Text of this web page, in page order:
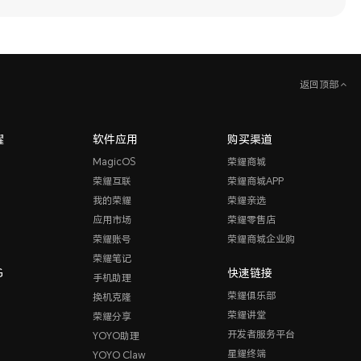
返回顶部
软件应用
MagicOS
荣耀互联
我的荣耀
应用市场
荣耀账号
荣耀笔记
手机助理
换机克隆
荣耀分享
YOYO助理
YOYO Claw
购买渠道
荣耀商城
荣耀商城APP
荣耀亲选
荣耀零售店
荣耀商城企业购
快速链接
荣耀俱乐部
荣耀讲堂
开发者服务平台
星耀终端